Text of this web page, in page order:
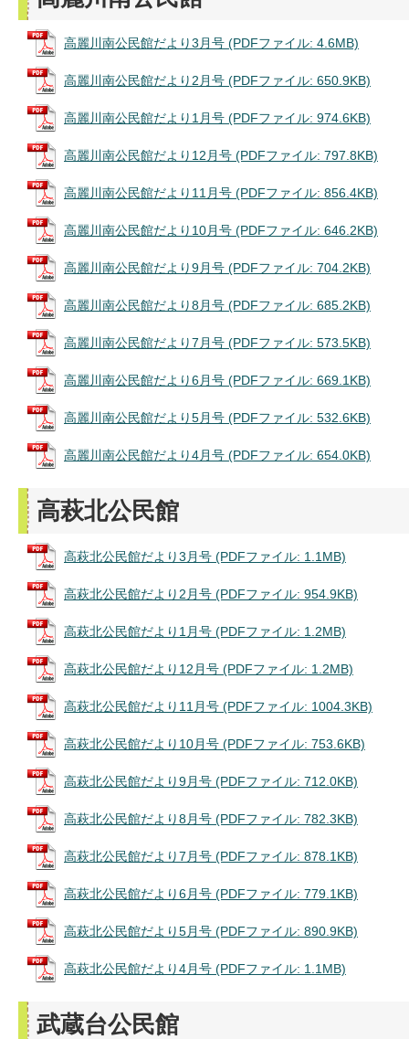
高麗川南公民館だより3月号 (PDFファイル: 4.6MB)
高麗川南公民館だより2月号 (PDFファイル: 650.9KB)
高麗川南公民館だより1月号 (PDFファイル: 974.6KB)
高麗川南公民館だより12月号 (PDFファイル: 797.8KB)
高麗川南公民館だより11月号 (PDFファイル: 856.4KB)
高麗川南公民館だより10月号 (PDFファイル: 646.2KB)
高麗川南公民館だより9月号 (PDFファイル: 704.2KB)
高麗川南公民館だより8月号 (PDFファイル: 685.2KB)
高麗川南公民館だより7月号 (PDFファイル: 573.5KB)
高麗川南公民館だより6月号 (PDFファイル: 669.1KB)
高麗川南公民館だより5月号 (PDFファイル: 532.6KB)
高麗川南公民館だより4月号 (PDFファイル: 654.0KB)
高萩北公民館
高萩北公民館だより3月号 (PDFファイル: 1.1MB)
高萩北公民館だより2月号 (PDFファイル: 954.9KB)
高萩北公民館だより1月号 (PDFファイル: 1.2MB)
高萩北公民館だより12月号 (PDFファイル: 1.2MB)
高萩北公民館だより11月号 (PDFファイル: 1004.3KB)
高萩北公民館だより10月号 (PDFファイル: 753.6KB)
高萩北公民館だより9月号 (PDFファイル: 712.0KB)
高萩北公民館だより8月号 (PDFファイル: 782.3KB)
高萩北公民館だより7月号 (PDFファイル: 878.1KB)
高萩北公民館だより6月号 (PDFファイル: 779.1KB)
高萩北公民館だより5月号 (PDFファイル: 890.9KB)
高萩北公民館だより4月号 (PDFファイル: 1.1MB)
武蔵台公民館